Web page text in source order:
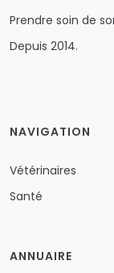
Prendre soin de
Depuis 2014.
NAVIGATION
Vétérinaires
Santé
ANNUAIRE